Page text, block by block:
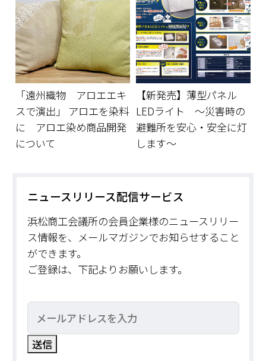
「遠州織物 アロエエキ
スで演出」 アロエを染料
に アロエ染め商品開発
について
【新発売】薄型パネル
LEDライト ～災害時の
避難所を安心・安全に灯
します～
ニュースリリース配信サービス
浜松商工会議所の会員企業様のニュースリリー
ス情報を、メールマガジンでお知らせすること
ができます。
ご登録は、下記よりお願いします。